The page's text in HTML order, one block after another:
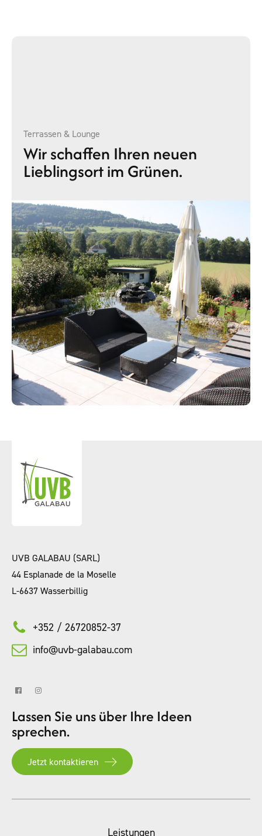
Terrassen & Lounge
Wir schaffen Ihren neuen
Lieblingsort im Grünen.
UVB GALABAU (SARL)
44 Esplanade de la Moselle
L-6637 Wasserbillig
+352 / 26720852-37
info@uvb-galabau.com
Lassen Sie uns über Ihre Ideen
sprechen.
Jetzt kontaktieren
Leistungen